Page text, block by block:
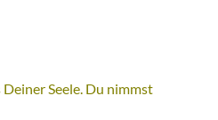
Seele. Du nimmst